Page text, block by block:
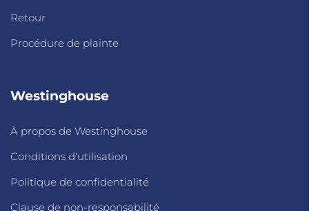
Retour
Procédure de plainte
Westinghouse
À propos de Westinghouse
Conditions d'utilisation
Politique de confidentialité
Clause de non-responsabilité